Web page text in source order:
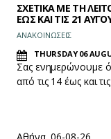
ΣΧΕΤΙΚΑ ΜΕ ΤΗ
ΕΩΣ ΚΑΙ ΤΙΣ 21
ΑΝΑΚΟΙΝΩΣΕΙΣ
THURSDAY 06
Σας ενημερώνουμε
από τις 14 έως και